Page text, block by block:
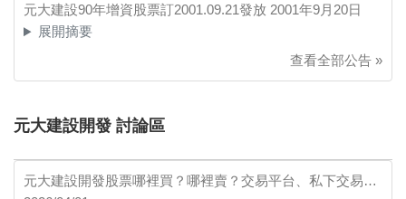
元大建設90年增資股票訂2001.09.21發放 2001年9月20日
展開摘要
查看全部公告 »
元大建設開發 討論區
元大建設開發股票哪裡買？哪裡賣？交易平台、私下交易…